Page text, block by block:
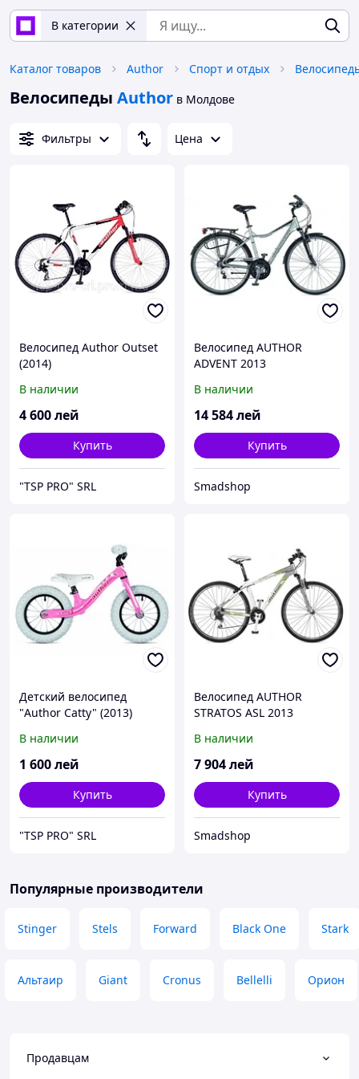
В категории
Каталог товаров Author Спорт и отдых
Велосипеды Author в Молдове
Фильтры Цена
Велосипед Author Outset
(2014)
В наличии
4 600лей
Купить
"TSP PRO" SRL
Велосипед AUTHOR
ADVENT 2013
В наличии
14 584лей
Купить
Smadshop
Детский велосипед
"Author Catty" (2013)
В наличии
1 600лей
Купить
"TSP PRO" SRL
Велосипед AUTHOR
STRATOS ASL 2013
В наличии
7 904лей
Купить
Smadshop
Популярные производители
Stinger Stels Forward Black One Stark
Альтаир Giant Cronus Bellelli Орион
Продавцам